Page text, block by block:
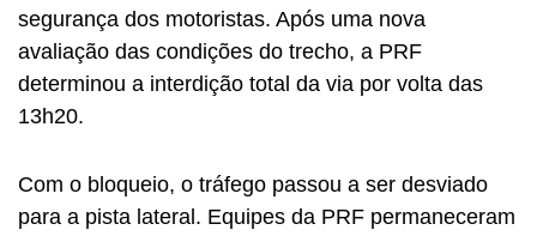
segurança dos motoristas. Após uma nova
avaliação das condições do trecho, a PRF
determinou a interdição total da via por volta das
13h20.
Com o bloqueio, o tráfego passou a ser desviado
para a pista lateral. Equipes da PRF permaneceram